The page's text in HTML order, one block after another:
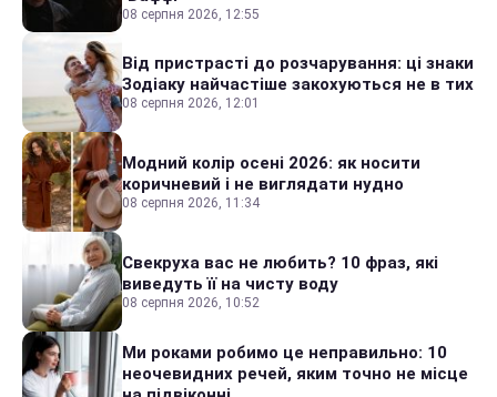
08 серпня 2026, 12:55
Від пристрасті до розчарування: ці знаки
Зодіаку найчастіше закохуються не в тих
08 серпня 2026, 12:01
Модний колір осені 2026: як носити
коричневий і не виглядати нудно
08 серпня 2026, 11:34
Свекруха вас не любить? 10 фраз, які
виведуть її на чисту воду
08 серпня 2026, 10:52
Ми роками робимо це неправильно: 10
неочевидних речей, яким точно не місце